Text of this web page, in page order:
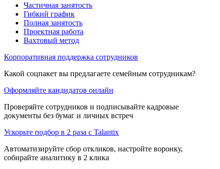
Частичная занятость
Гибкий график
Полная занятость
Проектная работа
Вахтовый метод
Корпоративная поддержка сотрудников
Какой соцпакет вы предлагаете семейным сотрудникам?
Оформляйте кандидатов онлайн
Проверяйте сотрудников и подписывайте кадровые
документы без бумаг и личных встреч
Ускорьте подбор в 2 раза с Talantix
Автоматизируйте сбор откликов, настройте воронку,
собирайте аналитику в 2 клика